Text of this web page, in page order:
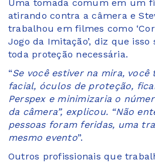
Uma tomada comum em um
atirando contra a câmera e
trabalhou em filmes como
Jogo da Imitação’, diz que isso
toda proteção necessária.
“Se você estiver na mira, você
facial, óculos de proteção,
Perspex e minimizaria o
da câmera”, explicou. “Não
pessoas foram feridas, uma
mesmo evento”.
Outros profissionais que